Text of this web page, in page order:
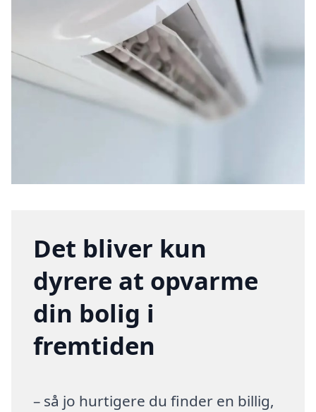
Det bliver kun
dyrere at opvarme
din bolig i
fremtiden
– så jo hurtigere du finder en billig,